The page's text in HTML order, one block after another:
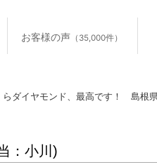
お客様の声 （35,000件）
らダイヤモンド、最高です！ 島根
：小川)